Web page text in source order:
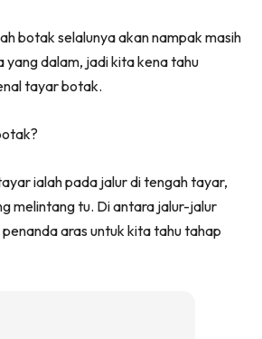
botak selalunya akan nampak masih
yang dalam, jadi kita kena tahu
tayar botak.
ialah pada jalur di tengah tayar,
melintang tu. Di antara jalur-jalur
aras untuk kita tahu tahap